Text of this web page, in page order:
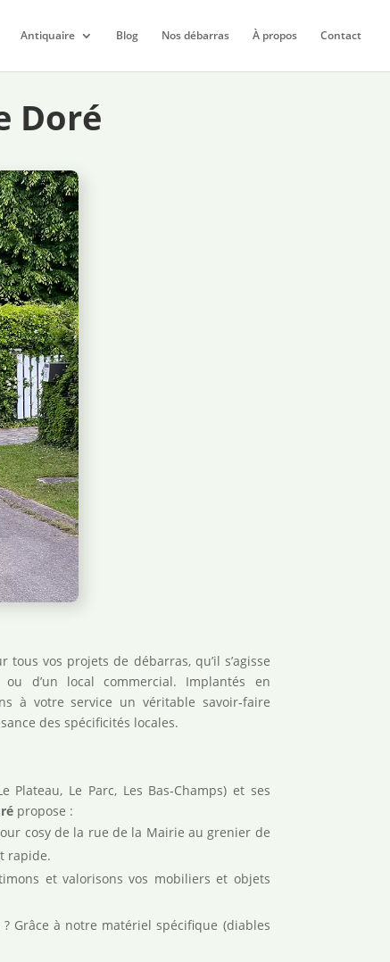
Antiquaire Blog Nos débarras À propos Contact
Doré
tous vos projets de débarras, qu’il s’agisse
d’un local commercial. Implantés en
à votre service un véritable savoir‑faire
des spécificités locales.
Le Parc, Les Bas‑Champs) et ses
propose :
cosy de la rue de la Mairie au grenier de
rapide.
et valorisons vos mobiliers et objets
Grâce à notre matériel spécifique (diables